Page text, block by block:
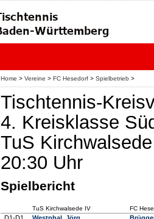
Home > Vereine > FC Hesedorf > Spielbetrieb >
Tischtennis-
4. Kreisklasse
TuS
20:30 Uhr
Spielbericht
TuS Kirchwalsede IV FC